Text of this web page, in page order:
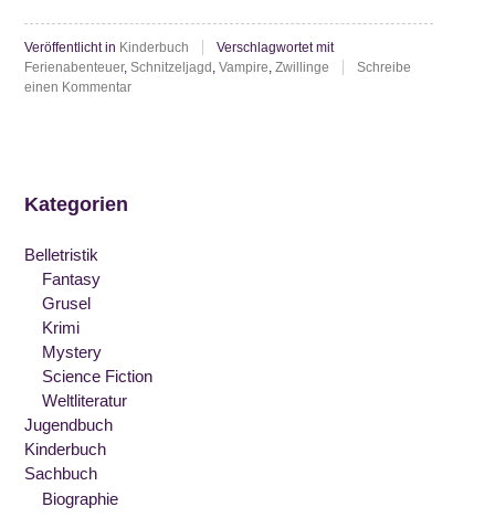
Vampiric
Vacation”
Veröffentlicht in Kinderbuch
Verschlagwortet mit
Ferienabenteuer,Schnitzeljagd ,Vampire,Zwillinge
Schreibe
einen Kommentarzu
Kategorien
Belletristik
Fantasy
Grusel
Krimi
Mystery
Science Fiction
Weltliteratur
Jugendbuch
Kinderbuch
Sachbuch
Biographie